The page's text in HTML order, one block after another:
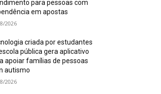
para pessoas com
em apostas
2026
criada por estudantes
pública gera aplicativo
apoiar famílias de pessoas
autismo
2026